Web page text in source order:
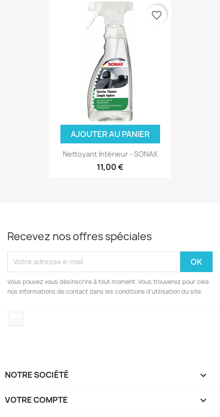
AJOUTER AU PANIER
Nettoyant Intérieur - SONAX
11,00 €
favorite_border
Recevez nos offres spéciales
Vous pouvez vous désinscrire à tout moment. Vous trouverez pour cela
nos informations de contact dans les conditions d'utilisation du site.
NOTRE SOCIÉTÉ 
VOTRE COMPTE 